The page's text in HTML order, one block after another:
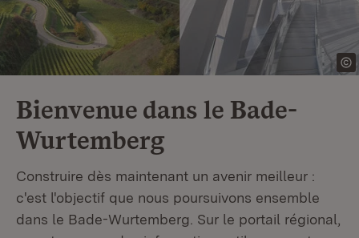
Bienvenue dans le Bade-
Wurtemberg
Construire dès maintenant un avenir meilleur :
c'est l'objectif que nous poursuivons ensemble
dans le Bade-Wurtemberg. Sur le portail régional,